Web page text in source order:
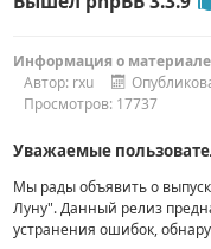
Информация о материале
Автор: rxu
Просмотров: 17737
Уважаемые
Мы рады объявить о
Луну".Данный релиз
устранения ошибок,